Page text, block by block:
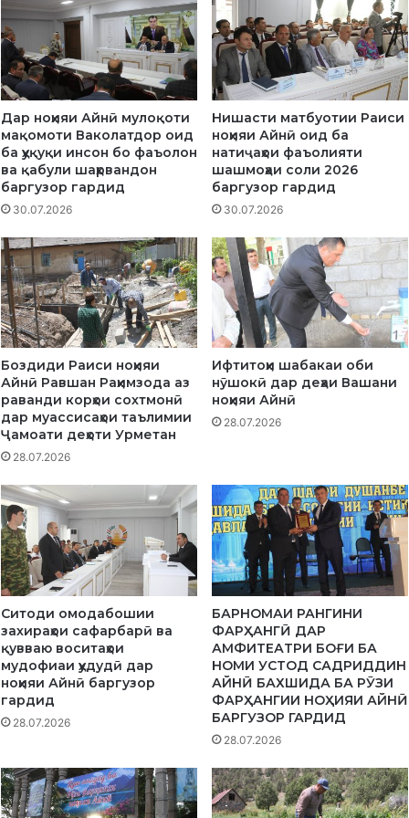
н
д
б
а
д
о
т
а
и
м
а
ъ
р
и
а
и
э
к
л
о
г
ӣ
И
М
В
Э
К
С
Т
Р
М
И
З
М
Дар ноҳияи Айнӣ мулоқоти
мақомоти Ваколатдор оид
ба ҳуқуқи инсон бо фаъолон
ва қабули шаҳрвандон
баргузор гардид
30.07.2026
Нишасти матбуотии Раиси
ноҳияи Айнӣ оид ба
натиҷаҳои фаъолияти
шашмоҳаи соли 2026
баргузор гардид
30.07.2026
Боздиди Раиси ноҳияи
Айнӣ Равшан Раҳимзода аз
раванди корҳои сохтмонӣ
дар муассисаҳои таълимии
Ҷамоати деҳоти Урметан
28.07.2026
Ифтитоҳи шабакаи оби
нӯшокӣ дар деҳаи Вашани
ноҳияи Айнӣ
28.07.2026
Ситоди омодабошии
захираҳои сафарбарӣ ва
қувваю воситаҳои
мудофиаи ҳудудӣ дар
ноҳияи Айнӣ баргузор
гардид
28.07.2026
БАРНОМАИ РАНГИНИ
ФАРҲАНГӢ ДАР
АМФИТЕАТРИ БОҒИ БА
НОМИ УСТОД САДРИДДИН
АЙНӢ БАХШИДА БА РӮЗИ
ФАРҲАНГИИ НОҲИЯИ АЙНӢ
БАРГУЗОР ГАРДИД
28.07.2026